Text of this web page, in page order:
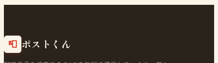
📮 ポストくん